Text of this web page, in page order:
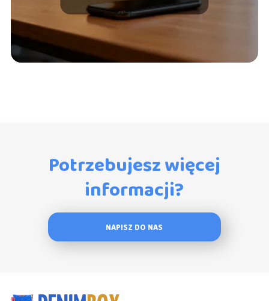
Potrzebujesz więcej
informacji?
NAPISZ DO NAS